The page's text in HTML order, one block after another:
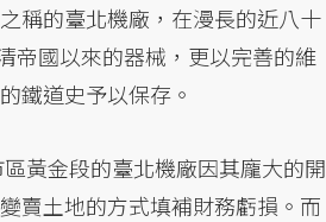
稱的臺北機廠，在漫長的近八十
帝國以來的器械，更以完善的維
鐵道史予以保存。
黃金段的臺北機廠因其龐大的開
賣土地的方式填補財務虧損。而